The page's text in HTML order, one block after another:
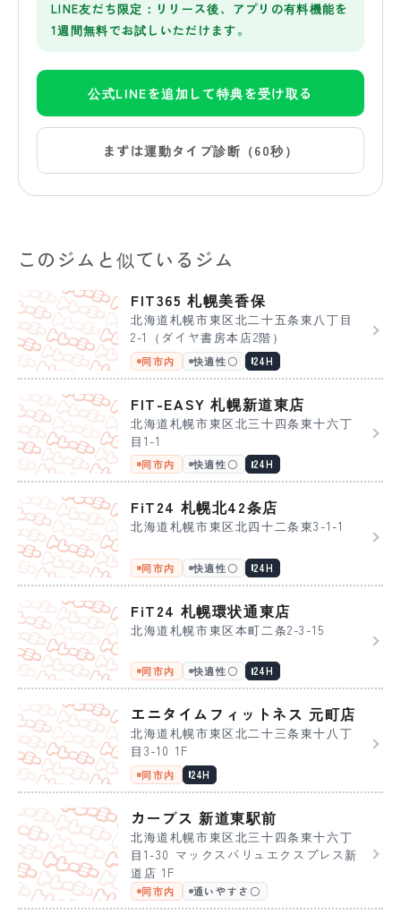
LINE友だち限定：リリース後、アプリの有料機能を
1週間無料でお試しいただけます。
公式LINEを追加して特典を受け取る
まずは運動タイプ診断（60秒）
このジムと似ているジム
FIT365 札幌美香保
北海道札幌市東区北二十五条東八丁目
2-1（ダイヤ書房本店2階）
同市内 快適性〇 24H
FIT-EASY 札幌新道東店
北海道札幌市東区北三十四条東十六丁
目1-1
同市内 快適性〇 24H
FiT24 札幌北42条店
北海道札幌市東区北四十二条東3-1-1
同市内 快適性〇 24H
FiT24 札幌環状通東店
北海道札幌市東区本町二条2-3-15
同市内 快適性〇 24H
エニタイムフィットネス 元町店
北海道札幌市東区北二十三条東十八丁
目3-10 1F
同市内 24H
カーブス 新道東駅前
北海道札幌市東区北三十四条東十六丁
目1-30 マックスバリュエクスプレス新
道店 1F
同市内 通いやすさ〇